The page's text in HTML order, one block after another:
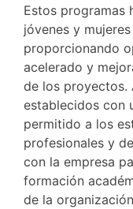
Estos programas
jóvenes y
proporcionando
acelerado y
de los proyectos.
establecidos con
permitido a los
profesionales y
con la empresa
formación
de la